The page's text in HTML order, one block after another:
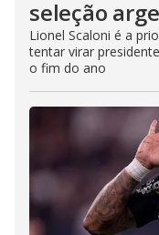
seleção
Lionel Scaloni é a
tentar virar
o fim do ano